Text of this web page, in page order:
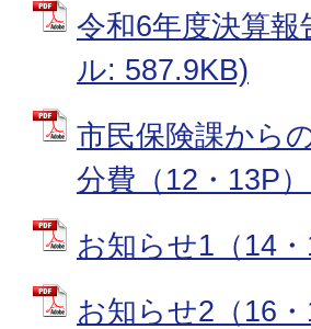
令和6年度決算
ル: 587.9KB)
市民保険課から
分費（12・13P
お知らせ1（14
お知らせ2（16